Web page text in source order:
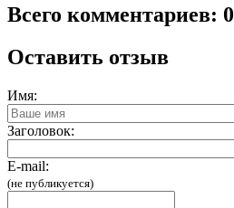
Всего комментариев: 0
Оставить отзыв
Имя:
Заголовок:
E-mail:
(не публикуется)